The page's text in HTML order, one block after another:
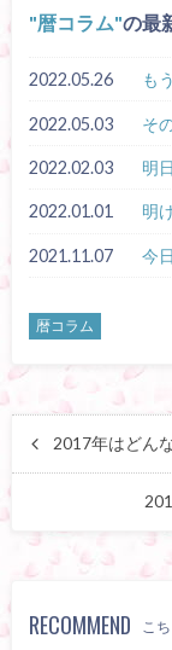
暦コラム の最
2022.05.26 も
2022.05.03 そ
2022.02.03 明
2022.01.01 明
2021.11.07 今
暦コラム
2017年はどん
RECOMMEND こ